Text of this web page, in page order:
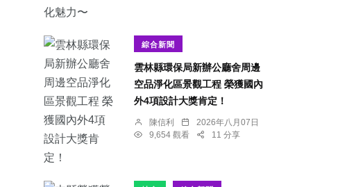
綜合新聞
雲林縣環保局新辦公廳舍周邊
空品淨化區景觀工程 榮獲國內
外4項設計大獎肯定！
陳信利
2026年八月07日
9,654 觀看
11 分享